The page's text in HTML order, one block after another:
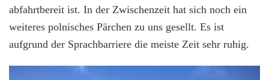
abfahrtbereit ist. In der Zwischenzeit hat sich noch ein
weiteres polnisches Pärchen zu uns gesellt. Es ist
aufgrund der Sprachbarriere die meiste Zeit sehr ruhig.